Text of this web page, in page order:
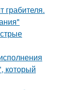
грабителя.
который